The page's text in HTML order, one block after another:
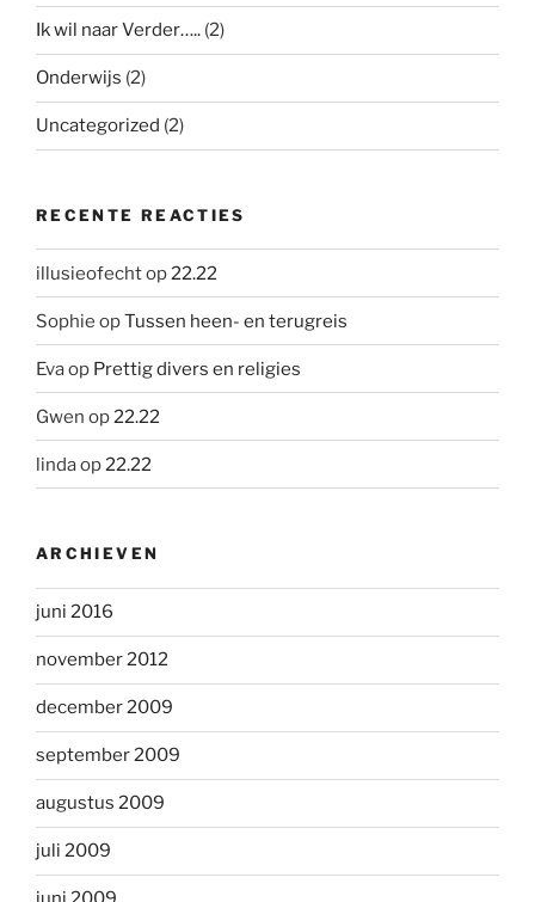
Ik wil naar Verder….. (2)
Onderwijs (2)
Uncategorized (2)
RECENTE REACTIES
illusieofechtop22.22
Sophie opTussen heen- en terugreis
Evaop Prettig divers en religies
Gwen op22.22
lindaop22.22
ARCHIEVEN
juni 2016
november 2012
december 2009
september 2009
augustus 2009
juli 2009